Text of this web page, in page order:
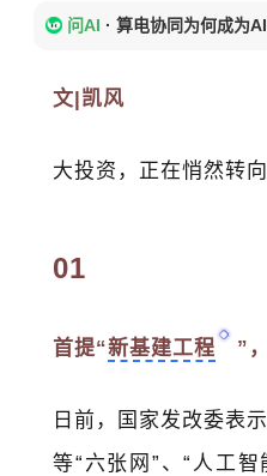
问AI · 算电协同为何成为
文|凯风
大投资，正在悄然转向
01
首提“新基建工程 ”
日前，国家发改委表
等“六张网”、“人工